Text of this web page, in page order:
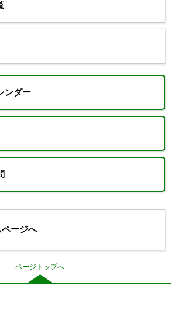
ンダー
ージへ
ページトップへ